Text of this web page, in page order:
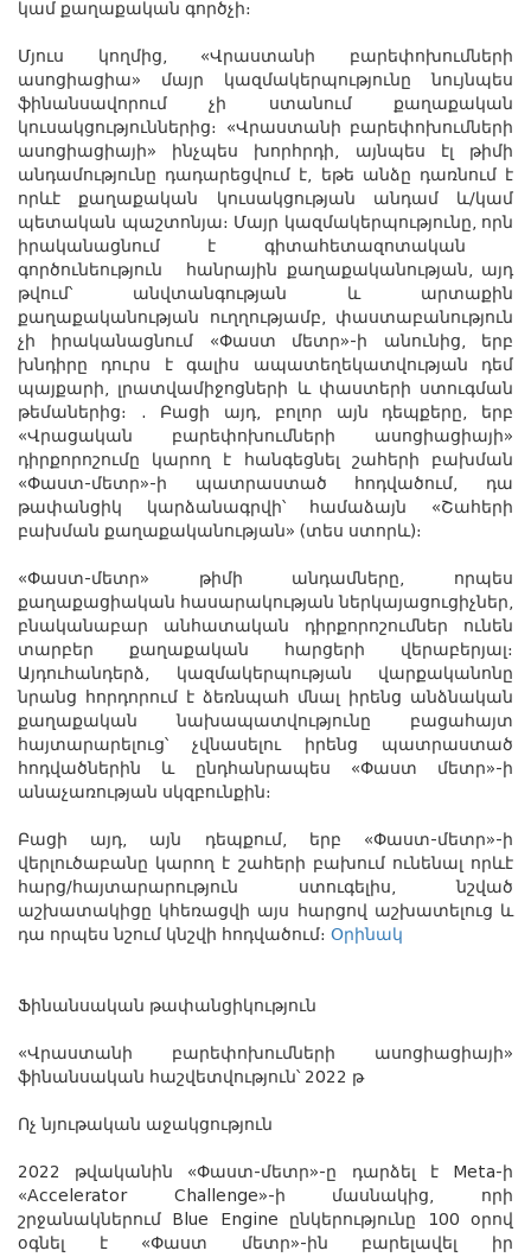
կամ քաղաքական գործչի։
Մյուս կողմից, «Վրաստանի բարեփոխումների
ասոցիացիա» մայր կազմակերպությունը նույնպես
ֆինանսավորում չի ստանում քաղաքական
կուսակցություններից։ «Վրաստանի բարեփոխումների
ասոցիացիայի»
ինչպես խորհրդի, այնպես էլ
թիմի
անդամությունը դադարեցվում է, եթե անձը դառնում է
որևէ քաղաքական կուսակցության անդամ և/կամ
պետական ​​պաշտոնյա։ Մայր կազմակերպությունը, որն
իրականացնում է գիտահետազոտական ​
գործունեություն
հանրային քաղաքականության, այդ
թվում՝
անվտանգության և արտաքին
քաղաքականության ուղղությամբ, փաստաբանություն
չի իրականացնում «Փաստ մետր»-ի
անունից, երբ
խնդիրը դուրս է գալիս ապատեղեկատվության
դեմ
պայքարի, լրատվամիջոցների և փաստերի ստուգման
թեմաներից։ . Բացի այդ, բոլոր այն դեպքերը, երբ
«Վրացական բարեփոխումների ասոցիացիայի»
դիրքորոշումը կարող է հանգեցնել շահերի բախման
«Փաստ-մետր»-ի պատրաստած հոդվածում, դա
թափանցիկ կարձանագրվի՝ համաձայն «Շահերի
բախման քաղաքականության» (տես ստորև)։
«Փաստ-մետր» թիմի անդամները, որպես
քաղաքացիական հասարակության ներկայացուցիչներ,
բնականաբար անհատական ​​դիրքորոշումներ ունեն
տարբեր քաղաքական հարցերի վերաբերյալ։
Այդուհանդերձ, կազմակերպության վարքականոնը
նրանց հորդորում է ձեռնպահ մնալ իրենց անձնական
քաղաքական նախապատվությունը բացահայտ
հայտարարելուց՝ չվնասելու իրենց պատրաստած
հոդվածներին և ընդհանրապես «Փաստ մետր»-ի
անաչառության սկզբունքին։
Բացի այդ, այն դեպքում, երբ «Փաստ-մետր»-ի
վերլուծաբանը կարող է շահերի բախում ունենալ որևէ
հարց/հայտարարություն ստուգելիս, նշված
աշխատակիցը կհեռացվի այս հարցով աշխատելուց և
դա որպես նշում կնշվի հոդվածում։ Օրինակ
Ֆինանսական թափանցիկություն
«Վրաստանի բարեփոխումների ասոցիացիայի»
ֆինանսական հաշվետվություն՝ 2022 թ
Ոչ նյութական աջակցություն
2022 թվականին «Փաստ-մետր»-ը դարձել է Meta-ի
«Accelerator Challenge»-ի մասնակից, որի
շրջանակներում Blue Engine ընկերությունը 100 օրով
օգնել է «Փաստ մետր»-ին բարելավել իր